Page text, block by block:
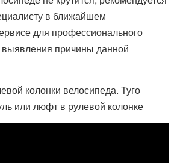
в ближайшем
для профессионального
причины данной
колонки велосипеда. Туго
или люфт в рулевой колонке